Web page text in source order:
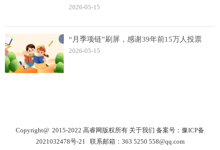
2026-05-15
“月季项链”刷屏，感谢39年前15万人投票
2026-05-15
Copyright@ 2015-2022 高睿网版权所有 关于我们 备案号： 豫ICP备
2021032478号-21 联系邮箱：363 5250 558@qq.com